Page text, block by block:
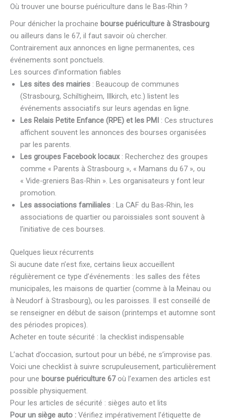
Où trouver une bourse puériculture dans le Bas-Rhin ?
Pour dénicher la prochaine bourse puériculture à Strasbourg
ou ailleurs dans le 67, il faut savoir où chercher.
Contrairement aux annonces en ligne permanentes, ces
événements sont ponctuels.
Les sources d’information fiables
Les sites des mairies : Beaucoup de communes
(Strasbourg, Schiltigheim, Illkirch, etc.) listent les
événements associatifs sur leurs agendas en ligne.
Les Relais Petite Enfance (RPE) et les PMI
: Ces structures
affichent souvent les annonces des bourses organisées
par les parents.
Les groupes Facebook locaux: Recherchez des groupes
comme « Parents à Strasbourg », « Mamans du 67 », ou
« Vide-greniers Bas-Rhin ». Les organisateurs y font leur
promotion.
Les associations familiales : La CAF du Bas-Rhin, les
associations de quartier ou paroissiales sont souvent à
l’initiative de ces bourses.
Quelques lieux récurrents
Si aucune date n’est fixe, certains lieux accueillent
régulièrement ce type d’événements : les salles des fêtes
municipales, les maisons de quartier (comme à la Meinau ou
à Neudorf à Strasbourg), ou les paroisses. Il est conseillé de
se renseigner en début de saison (printemps et automne sont
des périodes propices).
Acheter en toute sécurité : la checklist indispensable
L’achat d’occasion, surtout pour un bébé, ne s’improvise pas.
Voici une checklist à suivre scrupuleusement, particulièrement
pour une bourse puériculture 67où l’examen des articles est
possible physiquement.
Pour les articles de sécurité : sièges auto et lits
Pour un siège auto : Vérifiez impérativement l’étiquette de